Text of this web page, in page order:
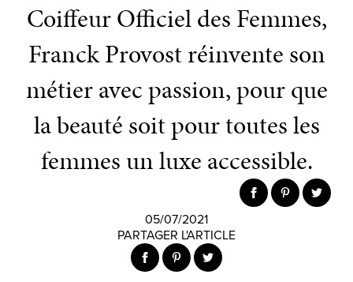
Coiffeur Officiel des Femmes,
Franck Provost réinvente son
métier avec passion, pour que
la beauté soit pour toutes les
femmes un luxe accessible.
05/07/2021
PARTAGER L'ARTICLE